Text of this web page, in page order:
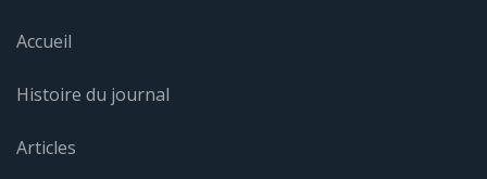
Accueil
Histoire du journal
Articles